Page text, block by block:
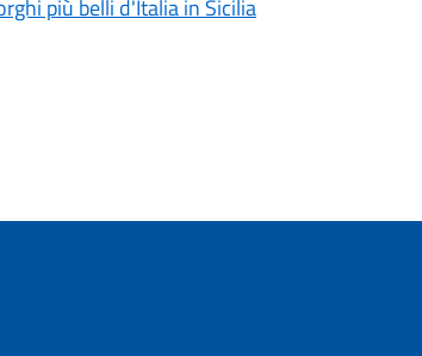
più belli d'Italia in Sicilia